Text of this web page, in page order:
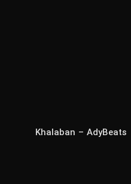
Khalaban – AdyBeats